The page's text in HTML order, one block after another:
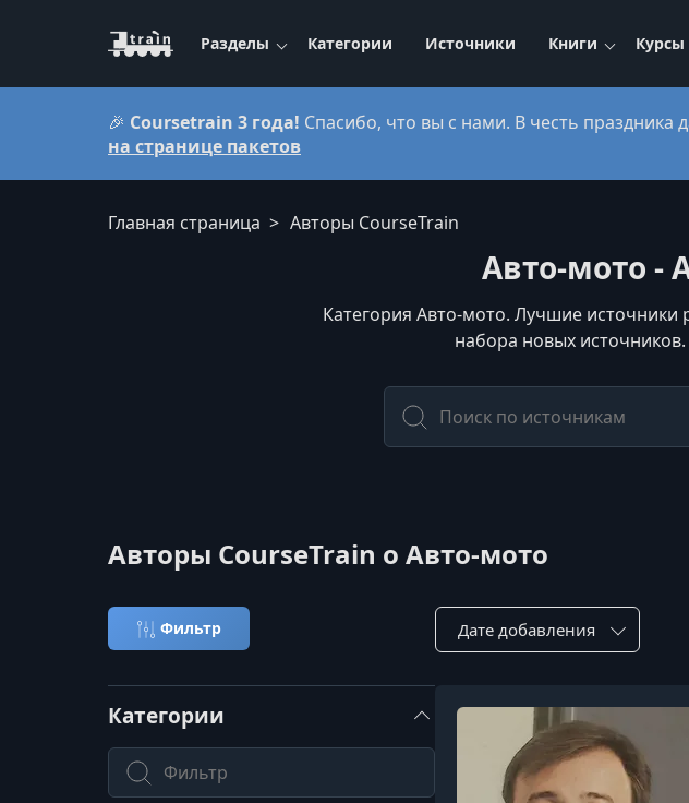
Разделы Категории Источники Книги Курсы
🎉 Coursetrain 3 года! Спасибо, что вы с нами. В честь праздника
на странице пакетов
Главная страница Авторы CourseTrain
Авто-мото -
Категория Авто-мото. Лучшие источники
набора новых
Авторы CourseTrain о Авто-мото
Фильтр Сортировка по:
Категории
Поиск по категории